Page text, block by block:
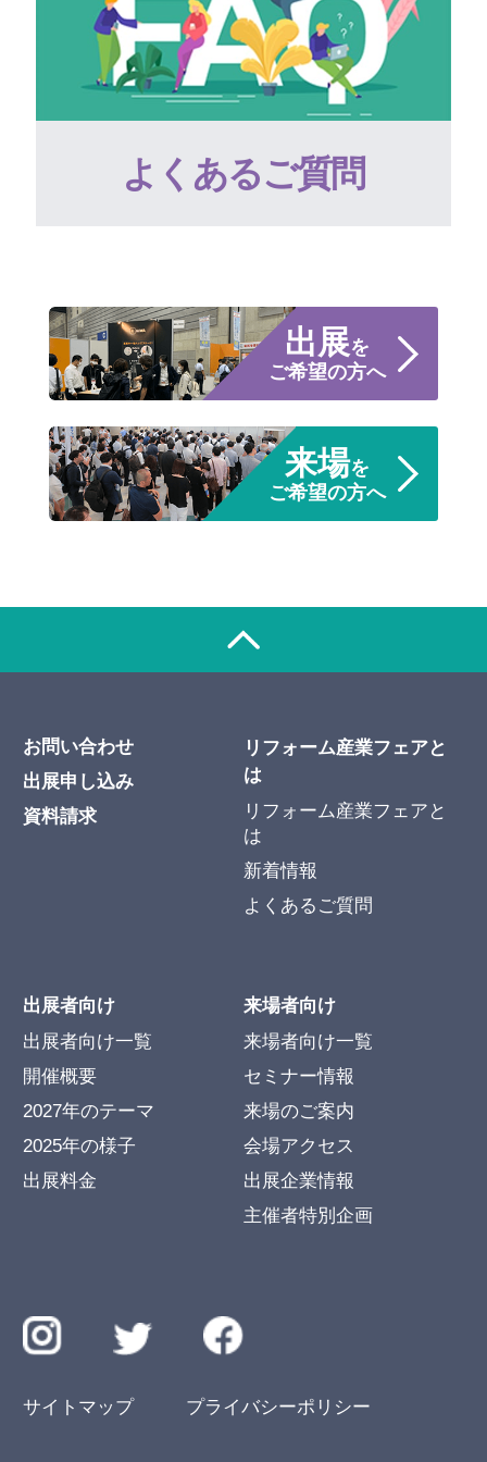
よくあるご質問
出展を
ご希望の方へ
来場を
ご希望の方へ
お問い合わせ
出展申し込み
資料請求
リフォーム産業フェアと
は
リフォーム産業フェアと
は
新着情報
よくあるご質問
出展者向け
出展者向け一覧
開催概要
2027年のテーマ
2025年の様子
出展料金
来場者向け
来場者向け一覧
セミナー情報
来場のご案内
会場アクセス
出展企業情報
主催者特別企画
サイトマップ プライバシーポリシー